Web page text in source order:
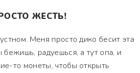
ЖЕСТЬ!
Меня просто дико бесит эта
бежишь, радуешься, а тут опа, и
то монеты, чтобы открыть